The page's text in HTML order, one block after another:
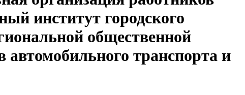
институт городского
общественной
транспорта и